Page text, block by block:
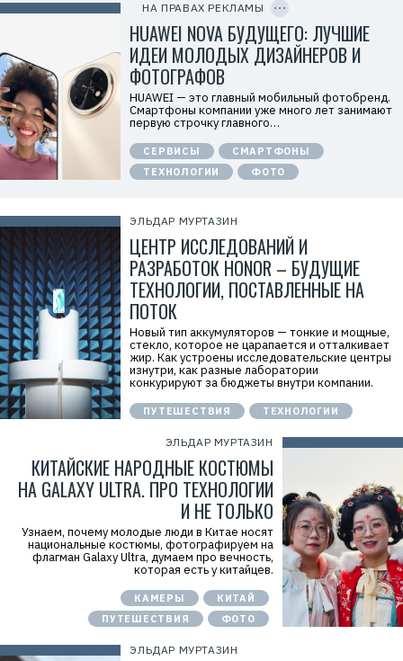
ЭЛЬДАР МУРТАЗИН
ЦЕНТР ИССЛЕДОВАНИЙ И
РАЗРАБОТОК HONOR – БУДУЩИЕ
ТЕХНОЛОГИИ, ПОСТАВЛЕННЫЕ НА
ПОТОК
Новый тип аккумуляторов — тонкие и мощные,
стекло, которое не царапается и отталкивает
жир. Как устроены исследовательские центры
изнутри, как разные лаборатории
конкурируют за бюджеты внутри компании.
ПУТЕШЕСТВИЯ ТЕХНОЛОГИИ
ЭЛЬДАР МУРТАЗИН
КИТАЙСКИЕ НАРОДНЫЕ КОСТЮМЫ
НА GALAXY ULTRA. ПРО ТЕХНОЛОГИИ
И НЕ ТОЛЬКО
Узнаем, почему молодые люди в Китае носят
национальные костюмы, фотографируем на
флагман Galaxy Ultra, думаем про вечность,
которая есть у китайцев.
КАМЕРЫ
КИТАЙ
ПУТЕШЕСТВИЯ
ФОТО
ЭЛЬДАР МУРТАЗИН
НА ПРАВАХ РЕКЛАМЫ
О
О
О
«
х
к
м
п
а
н
а
в
э
й
»
Н
:
7
7
1
4
1
8
I
HUAWEI NOVA БУДУЩЕГО: ЛУЧШИЕ
ИДЕИ МОЛОДЫХ ДИЗАЙНЕРОВ И
ФОТОГРАФОВ
HUAWEI — это главный мобильный фотобренд.
Смартфоны компании уже много лет занимают
первую строчку главного…
СЕРВИСЫ
СМАРТФОНЫ
ТЕХНОЛОГИИ
ФОТО